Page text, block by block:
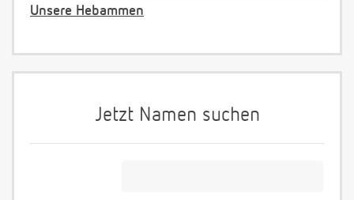
Unsere Hebammen
Jetzt Namen suchen